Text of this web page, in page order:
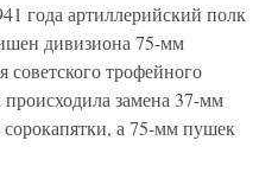
года артиллерийский полк
дивизиона 75-мм
трофейного
замена 37-мм
а 75-мм пушек